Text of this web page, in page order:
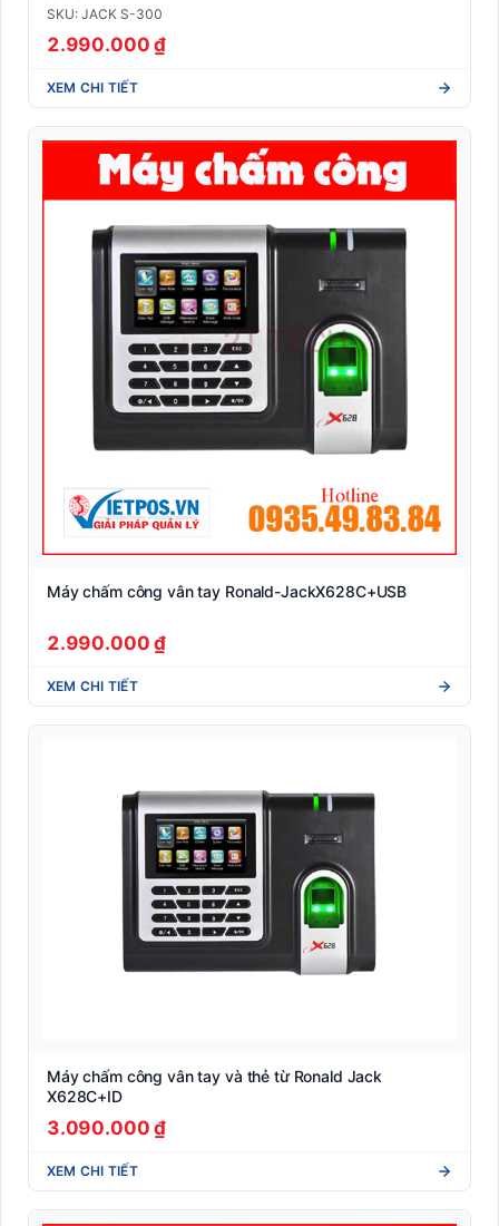
SKU: JACK S-300
2.990.000 ₫
XEM CHI TIẾT
Máy chấm công vân tay Ronald-JackX628C+USB
2.990.000 ₫
XEM CHI TIẾT
Máy chấm công vân tay và thẻ từ Ronald Jack
X628C+ID
3.090.000 ₫
XEM CHI TIẾT